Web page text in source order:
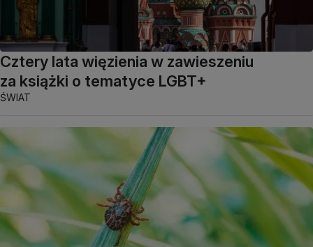
Cztery lata więzienia w zawieszeniu
za książki o tematyce LGBT+
ŚWIAT